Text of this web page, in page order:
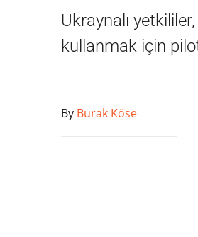
Ukraynalı
kullanmak için
By Burak Köse